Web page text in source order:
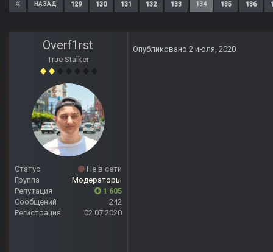
НАЗАД 129 130 131 132 133 134 135 136
Overf1rst
True Stalker
Статус
Не в сети
Группа
Модераторы
Репутация
1 605
Сообщений
242
Регистрация
02.07.2020
Опубликовано 2 июля, 2020